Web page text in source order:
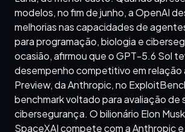
modelos, no fim de junho, a OpenAI
melhorias nas capacidades de
para programação, biologia e
ocasião, afirmou que o GPT-5.6 Sol
desempenho competitivo em relação
Preview, da Anthropic, no
benchmark voltado para avaliação de
cibersegurança. O bilionário Elon
SpaceXAI compete com a Anthropic